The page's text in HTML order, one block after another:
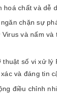
hoá chất và dễ
chặn sự
và nấm và
thuật số vi xử lý
và đáng tin
điều chỉnh